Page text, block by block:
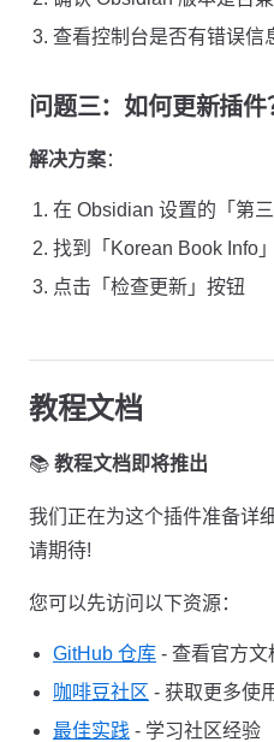
查看控制台是否有错误信
问题三：如何更新插件
解决方案：
在 Obsidian 设置的「第
找到「Korean Book Info」
点击「检查更新」按钮
教程文档
📚 教程文档即将推出
我们正在为这个插件准备详
请期待!
您可以先访问以下资源：
GitHub 仓库 - 查看官方文
咖啡豆社区 - 获取更多使
最佳实践 - 学习社区经验